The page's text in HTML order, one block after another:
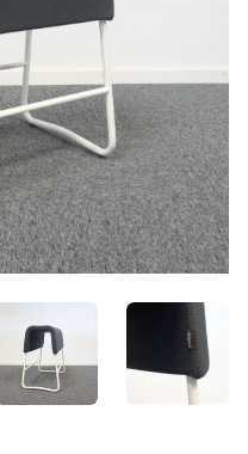
vqVlvjtzYfT-.jpeg